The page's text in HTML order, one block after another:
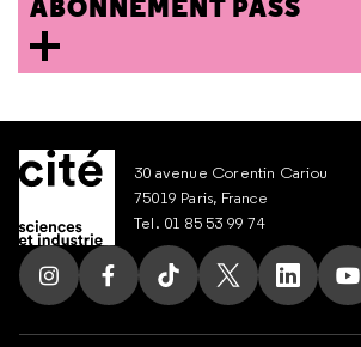
ABONNEMENT PASS
30 avenue Corentin Cariou
75019 Paris, France
Tel. 01 85 53 99 74
Suivez nous sur Instagram
Suivez nous sur Facebook
Suivez nous sur Tik
Suivez nous
Suivez